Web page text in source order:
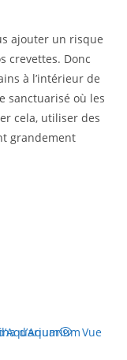
ajouter un risque
crevettes. Donc
à l’intérieur de
sanctuarisé où les
cela, utiliser des
grandement
Vue